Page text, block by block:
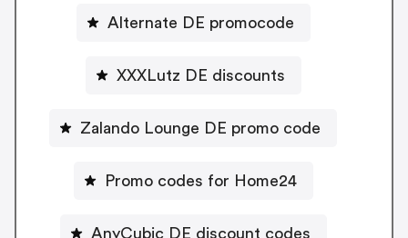
Alternate DE promocode
XXXLutz DE discounts
Zalando Lounge DE promo code
Promo codes for Home24
AnyCubic DE discount codes